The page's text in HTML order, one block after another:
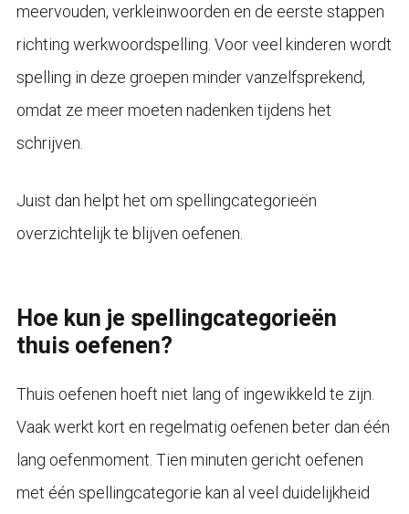
meervouden, verkleinwoorden en de eerste stappen
richting werkwoordspelling. Voor veel kinderen wordt
spelling in deze groepen minder vanzelfsprekend,
omdat ze meer moeten nadenken tijdens het
schrijven.
Juist dan helpt het om spellingcategorieën
overzichtelijk te blijven oefenen.
Hoe kun je spellingcategorieën
thuis oefenen?
Thuis oefenen hoeft niet lang of ingewikkeld te zijn.
Vaak werkt kort en regelmatig oefenen beter dan één
lang oefenmoment. Tien minuten gericht oefenen
met één spellingcategorie kan al veel duidelijkheid